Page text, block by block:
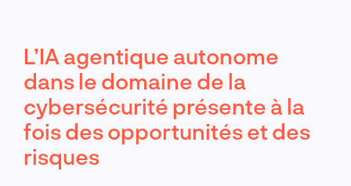
L’IA agentique autonome
dans le domaine de la
cybersécurité présente à la
fois des opportunités et des
risques